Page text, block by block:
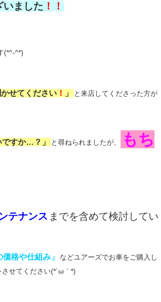
いました ！！
(*^-^*)
かせてください ！ 」 と来店してくださった方が
すか…？」 と尋ねられましたが、
もち
テナンス までを含めて検討してい
価格や仕組み」
などユアーズでお車をご購入し
せてください(*´ω｀*)